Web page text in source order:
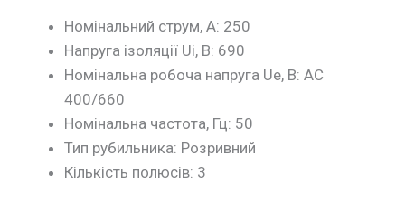
Номінальний струм, А: 250
Напруга ізоляції Ui, В: 690
Номінальна робоча напруга Ue, В: АС
400/660
Номінальна частота, Гц: 50
Тип рубильника: Розривний
Кількість полюсів: 3